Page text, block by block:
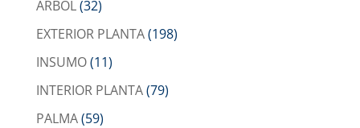
ARBOL(32)
EXTERIOR PLANTA(198)
INSUMO(11)
INTERIOR PLANTA(79)
PALMA(59)